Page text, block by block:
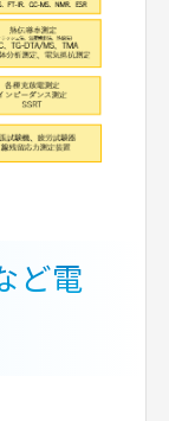
ど電